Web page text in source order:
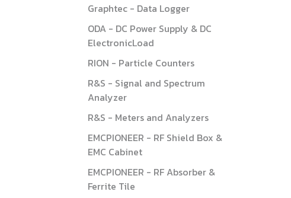
Graphtec - Data Logger
ODA - DC Power Supply & DC
ElectronicLoad
RION - Particle Counters
R&S - Signal and Spectrum
Analyzer
R&S - Meters and Analyzers
EMCPIONEER - RF Shield Box &
EMC Cabinet
EMCPIONEER - RF Absorber &
Ferrite Tile